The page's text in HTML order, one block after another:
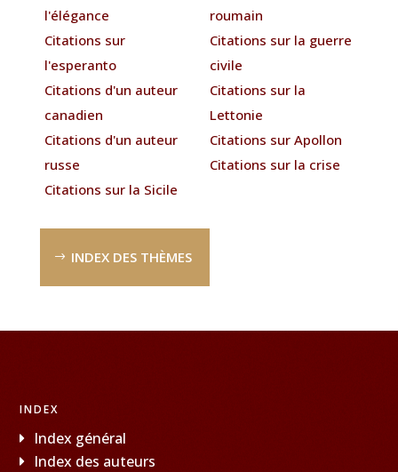
l'élégance
Citations sur
l'esperanto
Citations d'un auteur
canadien
Citations d'un auteur
russe
Citations sur la Sicile
roumain
Citations sur la guerre
civile
Citations sur la
Lettonie
Citations sur Apollon
Citations sur la crise
INDEX DES THÈMES
INDEX
Index général
Index des auteurs